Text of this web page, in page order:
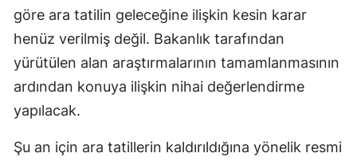
göre ara tatilin geleceğine ilişkin kesin karar
henüz verilmiş değil. Bakanlık tarafından
yürütülen alan araştırmalarının tamamlanmasının
ardından konuya ilişkin nihai değerlendirme
yapılacak.
Şu an için ara tatillerin kaldırıldığına yönelik resmi